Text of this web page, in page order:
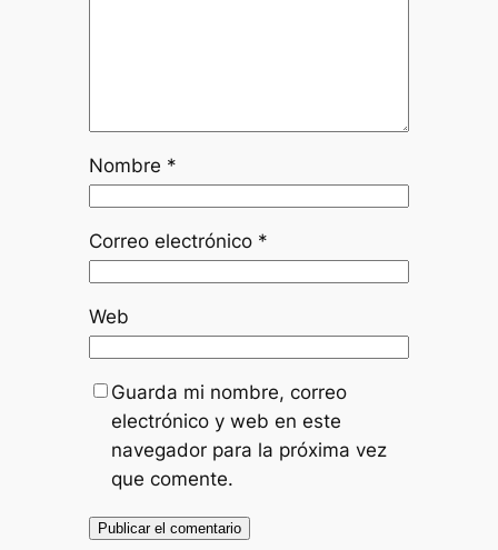
Nombre *
Correo electrónico *
Web
Guarda mi nombre, correo
electrónico y web en este
navegador para la próxima vez
que comente.